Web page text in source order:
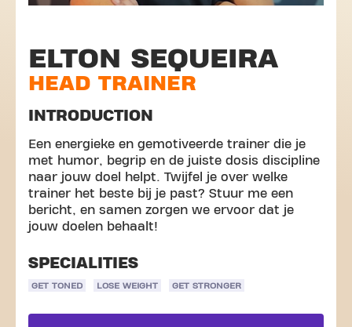
ELTON SEQUEIRA
HEAD TRAINER
INTRODUCTION
Een energieke en gemotiveerde trainer die je
met humor, begrip en de juiste dosis discipline
naar jouw doel helpt. Twijfel je over welke
trainer het beste bij je past? Stuur me een
bericht, en samen zorgen we ervoor dat je
jouw doelen behaalt!
SPECIALITIES
GET TONED LOSE WEIGHT GET STRONGER